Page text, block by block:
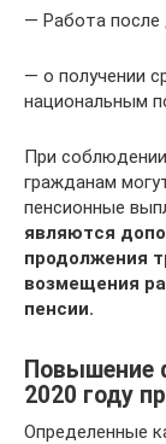
— Работа после
— о получении
национальным
При
гражданам
пенсионные
являются
продолжения
возмещения
пенсии.
Повышение
2020 году
Определенные